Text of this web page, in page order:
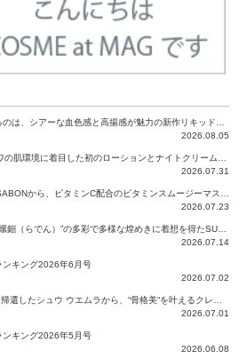
まもなくNARSから登場するのは、シアーな血色感と高揚感が魅力の新作リキッドブラッシュ「インセイシャブル リキッドブラッシュ」と、ゴールデンアワーに染まる空にインスピレーションを得た「アフターグロー リップシャイン」の新色！夏をハックして！
2026.08.05
リンクルショットから、シワの肌環境に着目した初のローションとナイトクリームが登場！デイリーケアで、シワ特有の肌環境を改善し、シワが目立たない肌へと導きます。
2026.07.31
ナチュラルコスメブランドSABONから、ビタミンC配合のビタミンスムージーマスク「ラディアンスマスク」と、ペパーミントにオーガニックハーブを凝縮したジェルの涼感トリートメント美容液「スカルプセラム リフレッシング」が登場！日々のデイリーケアで、過酷な猛暑で疲れた肌や頭皮をサポート、心地よくリフレッシュし、優しく肌を整えます。
2026.07.23
神秘的な輝きを秘めた技法“螺鈿（らでん）”の多彩で多様な煌めきに着想を得たSUQQUの2026 秋 カラーコレクションから登場するのは、艶然と輝くアイシャドウや偏光パールを配したフェイスカラー、繊細なパールの煌めくネイル、そしてそれらを際立てる“朧げな艶”を秘めた新リクイドリップ「ブラー リクイド リップ」。強さを秘めたまろやかな洗練の表情に。
2026.07.14
キング2026年6月号
2026.07.02
ブランド発祥の地“表参道”に帰還したシュウ ウエムラから、“骨格美“を叶えるクレヨンタイプのフェイスカラー「スカルプト クレヨン」と、ブランド初のリノベーションで進化した名品アイブロウ「ハード フォーミュラ ハード 10」が登場！
2026.07.01
キング2026年5月号
2026.06.08